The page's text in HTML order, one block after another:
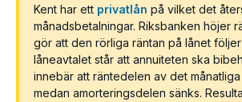
Kent har ett privatlån på vilket det
månadsbetalningar. Riksbanken höjer
gör att den rörliga räntan på lånet följer
låneavtalet står att annuiteten ska
innebär att räntedelen av det
medan amorteringsdelen sänks.